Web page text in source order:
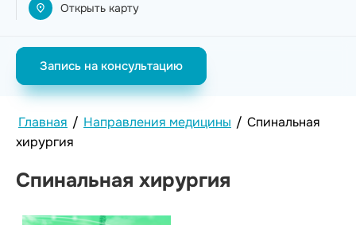
Открыть карту
Запись на консультацию
Главная / Направления медицины / Спинальная
хирургия
Спинальная хирургия